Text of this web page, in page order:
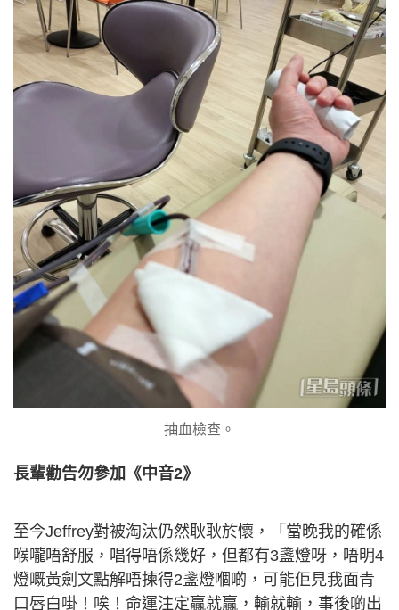
抽血檢查。
長輩勸告勿參加《中音2》
至今Jeffrey對被淘汰仍然耿耿於懷，「當晚我的確係
喉嚨唔舒服，唱得唔係幾好，但都有3盞燈呀，唔明4
燈嘅黃劍文點解唔揀得2盞燈嗰啲，可能佢見我面青
口唇白啩！唉！命運注定贏就贏，輸就輸，事後啲出